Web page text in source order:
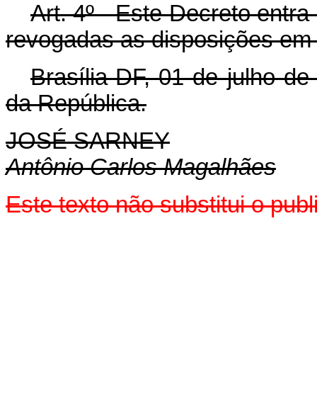
Art. 4º - Este Decreto
revogadas as disposições
Brasília-DF, 01 de julho
da República.
JOSÉ SARNEY
Antônio Carlos Magalhães
Este texto não substitui o